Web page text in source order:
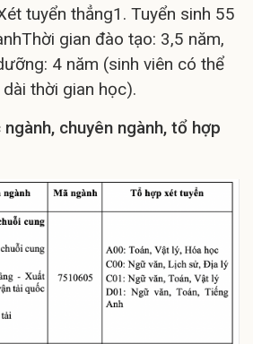
tuyển thẳng1. Tuyển sinh 55
gian đào tạo: 3,5 năm,
4 năm (sinh viên có thể
thời gian học).
chuyên ngành, tổ hợp